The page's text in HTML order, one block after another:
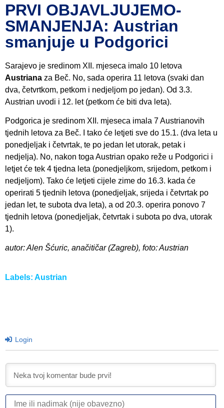
PRVI OBJAVLJUJEMO-
SMANJENJA: Austrian
smanjuje u Podgorici
Sarajevo je sredinom XII. mjeseca imalo 10 letova
Austriana za Beč. No, sada operira 11 letova (svaki dan
dva, četvrtkom, petkom i nedjeljom po jedan). Od 3.3.
Austrian uvodi i 12. let (petkom će biti dva leta).
Podgorica je sredinom XII. mjeseca imala 7 Austrianovih
tjednih letova za Beč. I tako će letjeti sve do 15.1. (dva leta u
ponedjeljak i četvrtak, te po jedan let utorak, petak i
nedjelja). No, nakon toga Austrian opako reže u Podgorici i
letjet će tek 4 tjedna leta (ponedjeljkom, srijedom, petkom i
nedjeljom). Tako će letjeti cijele zime do 16.3. kada će
operirati 5 tjednih letova (ponedjeljak, srijeda i četvrtak po
jedan let, te subota dva leta), a od 20.3. operira ponovo 7
tjednih letova (ponedjeljak, četvrtak i subota po dva, utorak
1).
autor: Alen Šćuric, anačitičar (Zagreb), foto: Austrian
Labels: Austrian
Login